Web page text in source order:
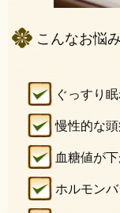
こんなお悩
ぐっすり
慢性的な
血糖値が
ホルモン